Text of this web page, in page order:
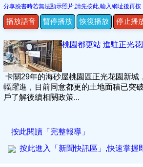
分享臉書時若無法顯示照片,請先按此,輸入網址後再
播放語音 暫停播放 恢復播放 停止播
桃園都更站 進駐正光
卡關29年的海砂屋桃園區正光花園新
幅躍進，目前同意都更的土地面積已突
戶了解後續相關政策...
按此閱讀「完整報導」
按此進入「新聞快訊區」,快速掌握